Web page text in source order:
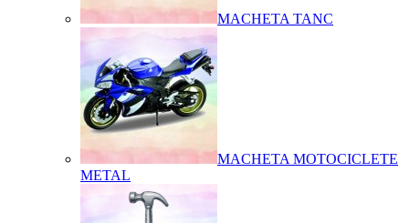
MACHETA TANC
MACHETA MOTOCICLETE
METAL